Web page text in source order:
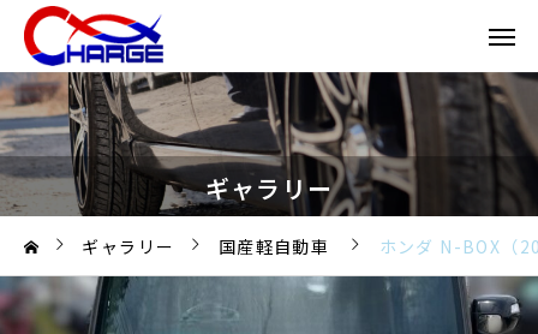
ギャラリー
ギャラリー 国産軽自動車 ホンダ N-BOX（